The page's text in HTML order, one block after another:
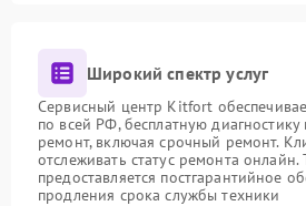
Широкий спектр услуг
Сервисный центр Kitfort
по всей РФ, бесплатную диагностику
ремонт, включая срочный ремонт.
отслеживать статус ремонта онлайн.
предоставляется постгарантийное
продления срока службы техники